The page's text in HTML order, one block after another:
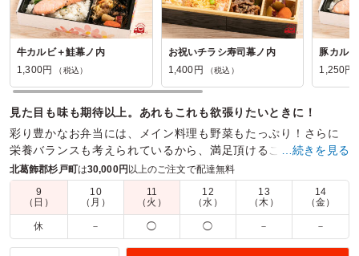
牛カルビ＋鮭幕ノ内
1,300円
（税込）
お祝いチラシ寿司幕ノ内
1,400円
（税込）
豚カル
1,250円
見た目も味も期待以上。あれもこれも欲張りたいときに！
彩り豊かなお弁当には、メイン料理も野菜もたっぷり！さらに
栄養バランスも考えられているから、満足頂けること間違いな
し。見た目も味も量も譲れない、欲張りなあなたにおすすめ！
商品数： 締切日時： 1日前09:00 価格帯：
870円～1,400円
配達時間：
10:30～17:00
…続きを見る
北葛飾郡杉戸町は30,000円以上のご注文で配達無料
9
（日）
10
（月）
11
（火）
12
（水）
13
（木）
14
（金）
休 － ◯ ◯ － －